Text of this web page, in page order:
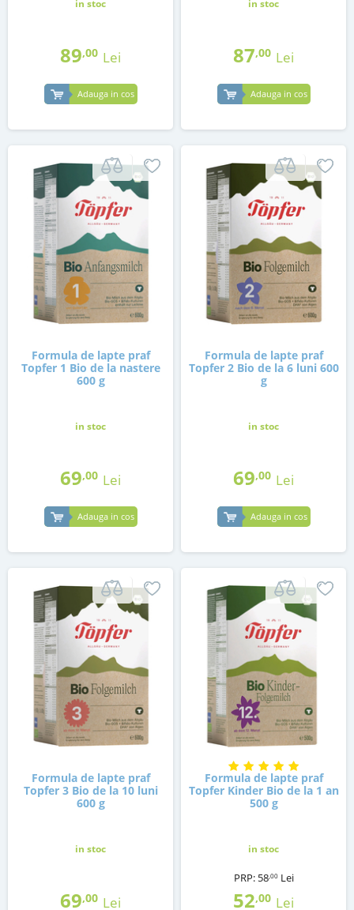
in stoc
89,00 Lei
Adauga in cos
in stoc
87,00 Lei
Adauga in cos
Formula de lapte praf
Topfer 1 Bio de la nastere
600 g
in stoc
69,00 Lei
Adauga in cos
Formula de lapte praf
Topfer 2 Bio de la 6 luni 600
g
in stoc
69,00 Lei
Adauga in cos
Formula de lapte praf
Topfer 3 Bio de la 10 luni
600 g
in stoc
69,00 Lei
Formula de lapte praf
Topfer Kinder Bio de la 1 an
500 g
in stoc
PRP: 58,00 Lei
52,00 Lei